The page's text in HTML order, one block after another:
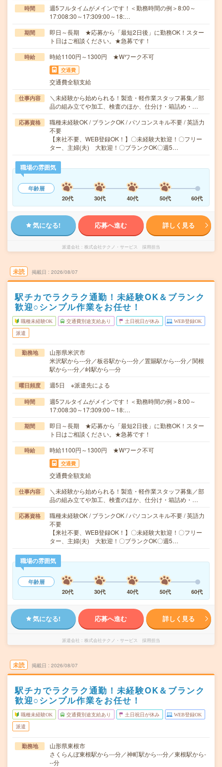
時間
週5フルタイムがメインです！＜勤務時間の例＞8:00～
17:008:30～17:309:00～18:…
期間
即日～長期 ★応募から「最短2日後」に勤務OK！スター
ト日はご相談ください。★急募です！
時給 時給1100円～1300円 ★Wワーク不可
交通費
交通費全額支給
仕事内容
＼未経験から始められる！製造・軽作業スタッフ募集／部
品の組み立てや加工、検査のほか、仕分け・箱詰め・…
応募資格
職種未経験OK / ブランクOK / パソコンスキル不要 / 英語力
不要
【来社不要、WEB登録OK！】〇未経験大歓迎！〇フリー
ター、主婦(夫) 大歓迎！〇ブランクOK〇週5…
職場の雰囲気
年齢層
20代
30代 40代 50代 60代
気になる! 応募へ進む 詳しく見る
派遣会社 株式会社テクノ・サービス 採用担当
未読 掲載日 2026/08/07
駅チカでラクラク通勤！未経験OK＆ブランク
歓迎○シンプル作業をお任せ！
職種未経験OK 交通費別途支給あり 土日祝日が休み WEB登録OK
派遣
勤務地
山形県米沢市
米沢駅から---分／板谷駅から---分／置賜駅から---分／関根
駅から---分／峠駅から---分
曜日頻度 週5日 ※派遣先による
時間
週5フルタイムがメインです！＜勤務時間の例＞8:00～
17:008:30～17:309:00～18:…
期間
即日～長期 ★応募から「最短2日後」に勤務OK！スター
ト日はご相談ください。★急募です！
時給 時給1100円～1300円 ★Wワーク不可
交通費
交通費全額支給
仕事内容
＼未経験から始められる！製造・軽作業スタッフ募集／部
品の組み立てや加工、検査のほか、仕分け・箱詰め・…
応募資格
職種未経験OK / ブランクOK / パソコンスキル不要 / 英語力
不要
【来社不要、WEB登録OK！】〇未経験大歓迎！〇フリー
ター、主婦(夫) 大歓迎！〇ブランクOK〇週5…
職場の雰囲気
年齢層
20代
30代 40代 50代 60代
気になる! 応募へ進む 詳しく見る
派遣会社 株式会社テクノ・サービス 採用担当
未読 掲載日 2026/08/07
駅チカでラクラク通勤！未経験OK＆ブランク
歓迎○シンプル作業をお任せ！
職種未経験OK 交通費別途支給あり 土日祝日が休み WEB登録OK
派遣
勤務地
山形県東根市
さくらんぼ東根駅から---分／神町駅から---分／東根駅から-
--分